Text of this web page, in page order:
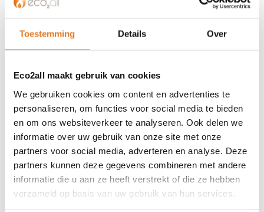
Toestemming Details Over
Eco2all maakt gebruik van cookies
We gebruiken cookies om content en advertenties te
personaliseren, om functies voor social media te bieden
en om ons websiteverkeer te analyseren. Ook delen we
informatie over uw gebruik van onze site met onze
partners voor social media, adverteren en analyse. Deze
partners kunnen deze gegevens combineren met andere
informatie die u aan ze heeft verstrekt of die ze hebben
verzameld op basis van uw gebruik van hun services.
Partner worden?
Referenties
Privacybeleid
ISDE-subsidie
Partner Locator
Contact
ASSORTIMENT
Appendages
Biomassa ketels
Boilers